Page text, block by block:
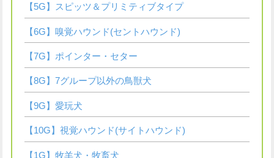
【5G】スピッツ＆プリミティブタイプ
【6G】嗅覚ハウンド(セントハウンド)
【7G】ポインター・セター
【8G】7グループ以外の鳥獣犬
【9G】愛玩犬
【10G】視覚ハウンド(サイトハウンド)
【1G】牧羊犬・牧畜犬